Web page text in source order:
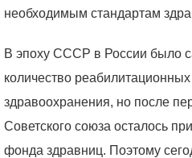
необходимым стандартам
В эпоху СССР в России было
количество
здравоохранения, но после
Советского союза осталось
фонда здравниц. Поэтому